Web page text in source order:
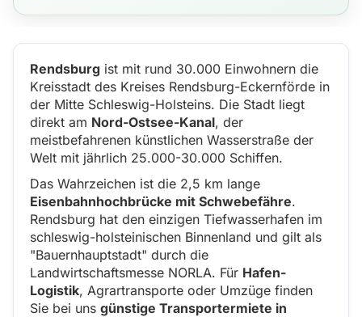
Rendsburg ist mit rund 30.000 Einwohnern die
Kreisstadt des Kreises Rendsburg-Eckernförde in
der Mitte Schleswig-Holsteins. Die Stadt liegt
direkt am Nord-Ostsee-Kanal, der
meistbefahrenen künstlichen Wasserstraße der
Welt mit jährlich 25.000-30.000 Schiffen.
Das Wahrzeichen ist die 2,5 km lange
Eisenbahnhochbrücke mit Schwebefähre.
Rendsburg hat den einzigen Tiefwasserhafen im
schleswig-holsteinischen Binnenland und gilt als
"Bauernhauptstadt" durch die
Landwirtschaftsmesse NORLA. Für Hafen-
Logistik, Agrartransporte oder Umzüge finden
Sie bei uns günstige Transportermiete in